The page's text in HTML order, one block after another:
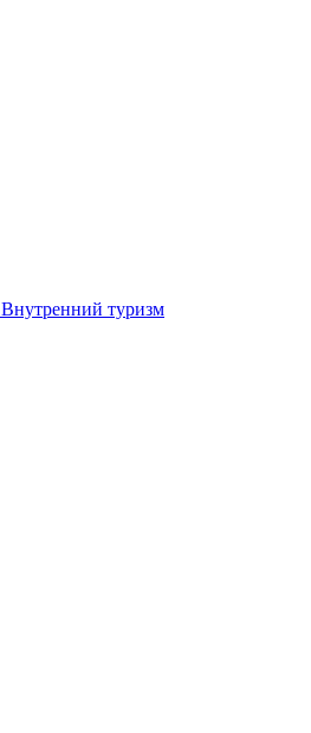
Внутренний туризм